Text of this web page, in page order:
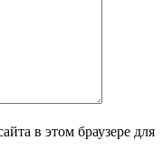
в этом браузере для